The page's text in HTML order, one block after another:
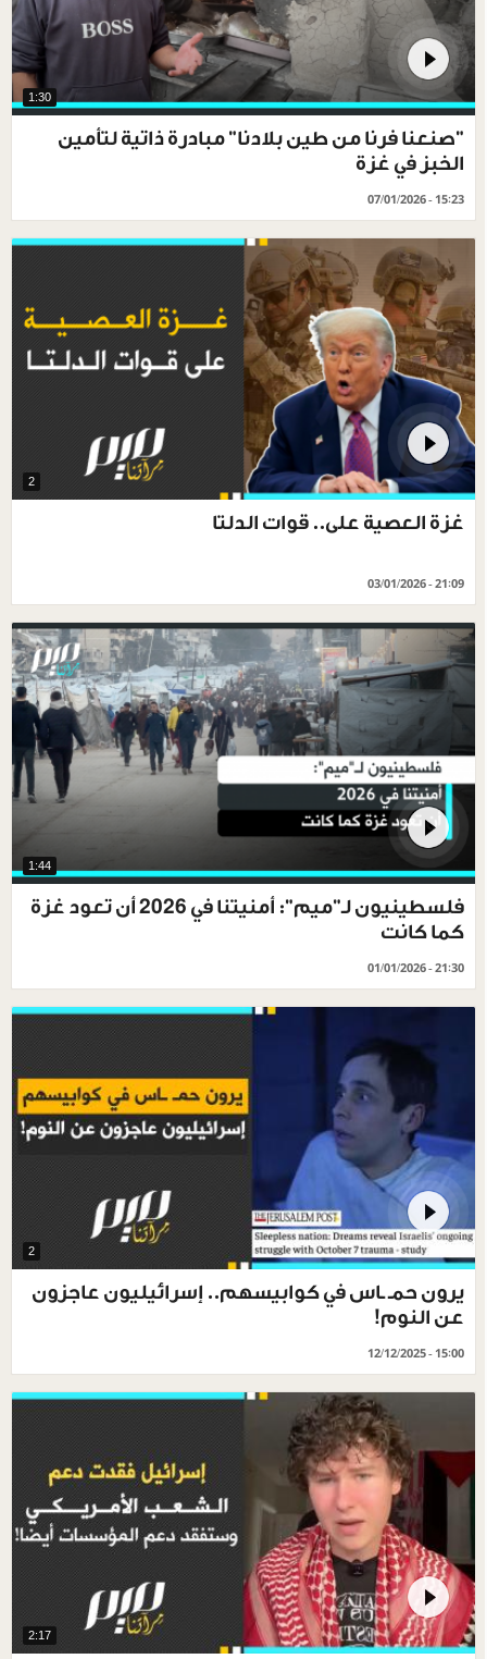
1:30
"صنعنا فرنا من طين بلادنا" مبادرة ذاتية لتأمين
الخبز في غزة
07/01/2026 - 15:23
2
غزة العصية على.. قوات الدلتا
03/01/2026 - 21:09
1:44
فلسطينيون لـ"ميم": أمنيتنا في 2026 أن تعود غزة
كما كانت
01/01/2026 - 21:30
2
يرون حمـ ـاس في كوابيسهم.. إسرائيليون عاجزون
عن النوم!
12/12/2025 - 15:00
2:17